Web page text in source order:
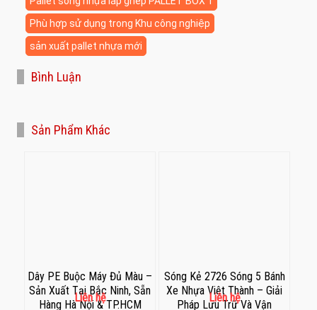
Phù hợp sử dụng trong Khu công nghiệp
sản xuất pallet nhựa mới
Bình Luận
Sản Phẩm Khác
Dây PE Buộc Máy Đủ Màu –
Sản Xuất Tại Bắc Ninh, Sẵn
Hàng Hà Nội & TP.HCM
Liên hệ
Sóng Kẻ 2726 Sóng 5 Bánh
Xe Nhựa Việt Thành – Giải
Pháp Lưu Trữ Và Vận
Liên hệ